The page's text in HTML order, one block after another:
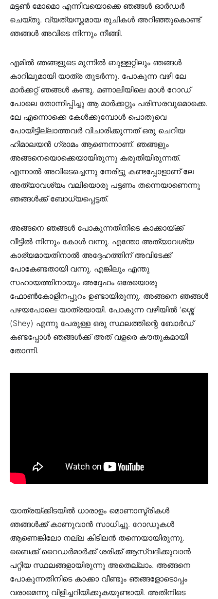
മട്ടൺ മോമൊ എന്നിവയൊക്കെ ഞങ്ങൾ ഓർഡർ
ചെയ്തു. വ്യത്യസ്തമായ രുചികൾ അറിഞ്ഞുകൊണ്ട്
ഞങ്ങൾ അവിടെ നിന്നും നീങ്ങി.
എമിൽ ഞങ്ങളുടെ മുന്നിൽ ബുള്ളറ്റിലും ഞങ്ങൾ
കാറിലുമായി യാത്ര തുടർന്നു. പോകുന്ന വഴി ലേ
മാർക്കറ്റ് ഞങ്ങൾ കണ്ടു. മണാലിയിലെ മാൾ റോഡ്
പോലെ തോന്നിപ്പിച്ചു ആ മാർക്കറ്റും പരിസരവുമൊക്കെ.
ലേ എന്നൊക്കെ കേൾക്കുമ്പോൾ പൊതുവെ
പോയിട്ടില്ലാത്തവർ വിചാരിക്കുന്നത് ഒരു ചെറിയ
ഹിമാലയൻ ഗ്രാമം ആണെന്നാണ്. ഞങ്ങളും
അങ്ങനെയൊക്കെയായിരുന്നു കരുതിയിരുന്നത്.
എന്നാൽ അവിടെച്ചെന്നു നേരിട്ടു കണ്ടപ്പോളാണ് ലേ
അത്യാവശ്യം വലിയൊരു പട്ടണം തന്നെയാണെന്നു
ഞങ്ങൾക്ക് ബോധ്യപ്പെട്ടത്.
അങ്ങനെ ഞങ്ങൾ പോകുന്നതിനിടെ കാക്കായ്ക്ക്
വീട്ടിൽ നിന്നും കോൾ വന്നു. എന്തോ അത്യാവശ്യ
കാര്യമായതിനാൽ അദ്ദേഹത്തിന് അവിടേക്ക്
പോകേണ്ടതായി വന്നു. എങ്കിലും എന്തു
സഹായത്തിനായും അദ്ദേഹം ഒരേയൊരു
ഫോൺകോളിനപ്പുറം ഉണ്ടായിരുന്നു. അങ്ങനെ ഞങ്ങൾ
പഴയപോലെ യാത്രയായി. പോകുന്ന വഴിയിൽ ‘ശ്ശെ’
(Shey) എന്നു പേരുള്ള ഒരു സ്ഥലത്തിന്റെ ബോർഡ്
കണ്ടപ്പോൾ ഞങ്ങൾക്ക് അത് വളരെ കൗതുകമായി
തോന്നി.
യാത്രയ്ക്കിടയിൽ ധാരാളം മൊണാസ്ട്രികൾ
ഞങ്ങൾക്ക് കാണുവാൻ സാധിച്ചു. റോഡുകൾ
ആണെങ്കിലോ നല്ല കിടിലൻ തന്നെയായിരുന്നു.
ബൈക്ക് റൈഡർമാർക്ക് ശരിക്ക് ആസ്വദിക്കുവാൻ
പറ്റിയ സ്ഥലങ്ങളായിരുന്നു അതെല്ലാം. അങ്ങനെ
പോകുന്നതിനിടെ കാക്കാ വീണ്ടും ഞങ്ങളോടൊപ്പം
വരാമെന്നു വിളിച്ചറിയിക്കുകയുണ്ടായി. അതിനിടെ